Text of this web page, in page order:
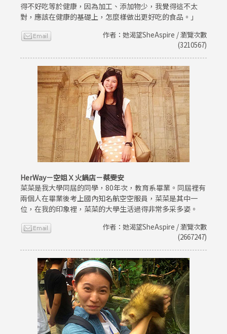
得不好吃等於健康，因為加工、添加物少，我覺得這不太
對，應該在健康的基礎上，怎麼樣做出更好吃的食品。」
作者：她渴望SheAspire / 瀏覽次數
(3210567)
HerWay－空姐Ｘ火鍋店－蔡雯安
菜菜是我大學同屆的同學，80年次，教育系畢業。同屆裡有
兩個人在畢業後考上國內知名航空空服員，菜菜是其中一
位，在我的印象裡，菜菜的大學生活過得非常多采多姿。
作者：她渴望SheAspire / 瀏覽次數
(2667247)